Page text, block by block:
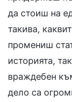
да стоиш на
такива,
промениш
историята,
враждебен
дело са